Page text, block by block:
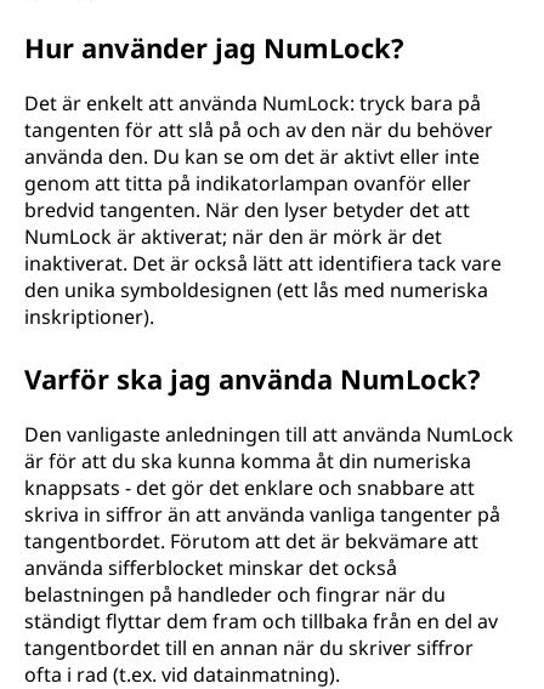
Hur använder jag NumLock?
Det är enkelt att använda NumLock: tryck bara på
tangenten för att slå på och av den när du behöver
använda den. Du kan se om det är aktivt eller inte
genom att titta på indikatorlampan ovanför eller
bredvid tangenten. När den lyser betyder det att
NumLock är aktiverat; när den är mörk är det
inaktiverat. Det är också lätt att identifiera tack vare
den unika symboldesignen (ett lås med numeriska
inskriptioner).
Varför ska jag använda NumLock?
Den vanligaste anledningen till att använda NumLock
är för att du ska kunna komma åt din numeriska
knappsats - det gör det enklare och snabbare att
skriva in siffror än att använda vanliga tangenter på
tangentbordet. Förutom att det är bekvämare att
använda sifferblocket minskar det också
belastningen på handleder och fingrar när du
ständigt flyttar dem fram och tillbaka från en del av
tangentbordet till en annan när du skriver siffror
ofta i rad (t.ex. vid datainmatning).